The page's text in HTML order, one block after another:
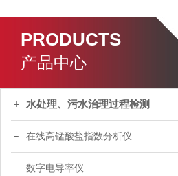
PRODUCTS
产品中心
水处理、污水治理过程检测
在线高锰酸盐指数分析仪
数字电导率仪